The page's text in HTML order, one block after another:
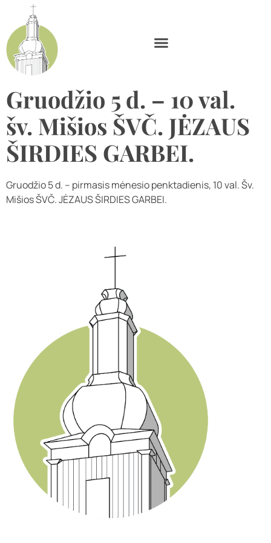
Gruodžio 5 d. – 10 val.
šv. Mišios ŠVČ. JĖZAUS
ŠIRDIES GARBEI.
Gruodžio 5 d. – pirmasis mėnesio penktadienis, 10 val. Šv.
Mišios ŠVČ. JĖZAUS ŠIRDIES GARBEI.